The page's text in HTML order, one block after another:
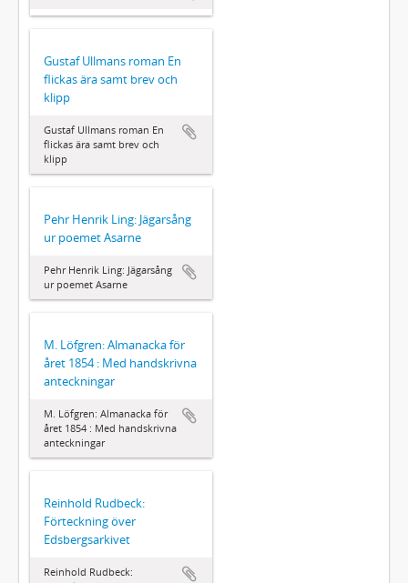
Gustaf Ullmans roman En
flickas ära samt brev och
klipp
Gustaf Ullmans roman En
flickas ära samt brev och
klipp
Pehr Henrik Ling: Jägarsång
ur poemet Asarne
Pehr Henrik Ling: Jägarsång
ur poemet Asarne
M. Löfgren: Almanacka för
året 1854 : Med handskrivna
anteckningar
M. Löfgren: Almanacka för
året 1854 : Med handskrivna
anteckningar
Reinhold Rudbeck:
Förteckning över
Edsbergsarkivet
Reinhold Rudbeck: